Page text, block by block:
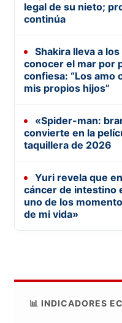
legal de su nieto;
continúa
Shakira lleva a
conocer el mar por
confiesa: “Los amo
mis propios hijos”
«Spider-man:
convierte en la
taquillera de 2026
Yuri revela que
cáncer de intestino
uno de los
de mi vida»
📊 INDICADORES